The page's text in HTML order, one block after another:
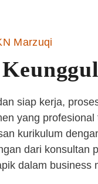
Marzuqi
siap kerja,
yang
kurikulum
dari konsultan
dalam business